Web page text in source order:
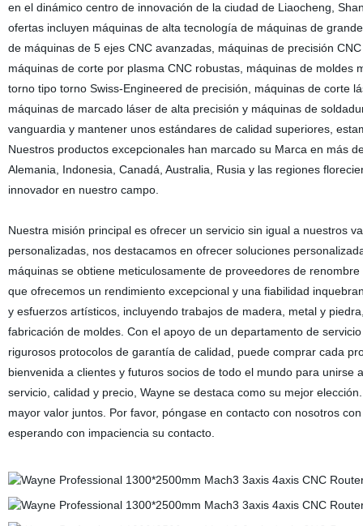
en el dinámico centro de innovación de la ciudad de Liaocheng,
ofertas incluyen máquinas de alta tecnología de máquinas de
de máquinas de 5 ejes CNC avanzadas, máquinas de precisión
máquinas de corte por plasma CNC robustas, máquinas de
torno tipo torno Swiss-Engineered de precisión, máquinas de corte
máquinas de marcado láser de alta precisión y máquinas de
vanguardia y mantener unos estándares de calidad superiores,
Nuestros productos excepcionales han marcado su Marca en más
Alemania, Indonesia, Canadá, Australia, Rusia y las regiones
innovador en nuestro campo.
Nuestra misión principal es ofrecer un servicio sin igual a nuestros
personalizadas, nos destacamos en ofrecer soluciones
máquinas se obtiene meticulosamente de proveedores de
que ofrecemos un rendimiento excepcional y una fiabilidad
y esfuerzos artísticos, incluyendo trabajos de madera, metal y
fabricación de moldes. Con el apoyo de un departamento de
rigurosos protocolos de garantía de calidad, puede comprar cada
bienvenida a clientes y futuros socios de todo el mundo para
servicio, calidad y precio, Wayne se destaca como su mejor
mayor valor juntos. Por favor, póngase en contacto con nosotros
esperando con impaciencia su contacto.